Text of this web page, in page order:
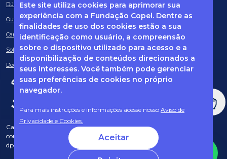
Este site utiliza cookies para aprimorar sua
experiência com a Fundação Copel. Dentre as
finalidades de uso dos cookies estão a sua
identificação como usuário, a compreensão
sobre o dispositivo utilizado para acesso e a
disponibilização de conteúdos direcionados a
seus interesses. Você também pode gerenciar
suas preferências de cookies no próprio
navegador.
Para mais instruções e informações acesse nosso Aviso de
Privacidade e Cookies.
Aceitar
Dúvidas frequentes
Ouvidoria
Canal de Denúncias
Solicitação de informações
Documentos obrigatórios
Caso tenha dúvidas sobre Privacidade de Dados e LGPD, entre em
contato com o nosso DPO (encarregado de dados) via e-mail:
dpo@fcopel.org.br